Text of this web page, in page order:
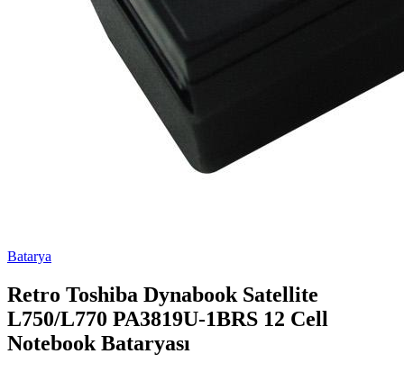
Batarya
Retro Toshiba Dynabook Satellite
L750/L770 PA3819U-1BRS 12 Cell
Notebook Bataryası